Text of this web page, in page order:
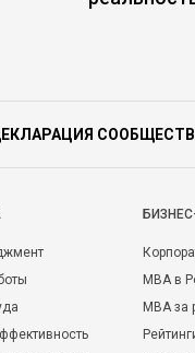
MBA в
MBA